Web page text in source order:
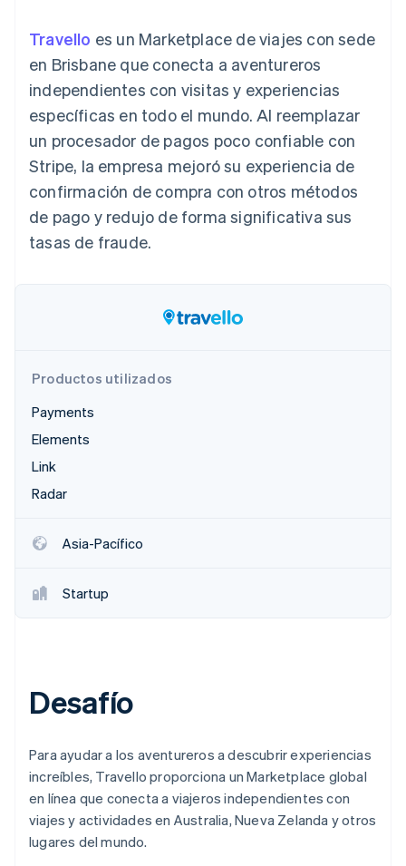
Optimizaciones
Link
Proceso de
acelerado
contable
Stripe Sigma
Informes
personalizados
Data Pipeline
Sincronización
de datos
Más
Product roadmap
Ver lo que viene
Eliminación de dióxido de carbono
Sesiones de Stripe 2026
SaaS
Por sector
Empresas de IA
Economía de los
creadores
Hostelería, viajes y ocio
comunicación y
Organizaciones sin
Sector público
Ofrecer cobro por
consumo
respaldadas por
monedas estables
Aprovisiona y gestiona
servicios con agentes
Recursos
Ejemplos de código
desarrolladores
Hoja de ruta del
producto
Conferencia anual
Sessions
Empleos
Sala de prensa
Stripe Press
Contacta con ventas
Travello es un Marketplace de viajes con sede
en Brisbane que conecta a aventureros
independientes con visitas y experiencias
específicas en todo el mundo. Al reemplazar
un procesador de pagos poco confiable con
Stripe, la empresa mejoró su experiencia de
confirmación de compra con otros métodos
de pago y redujo de forma significativa sus
tasas de fraude.
Productos utilizados
Payments
Elements
Link
Radar
Asia-Pacífico
Startup
Desafío
Para ayudar a los aventureros a descubrir experiencias
increíbles, Travello proporciona un Marketplace global
en línea que conecta a viajeros independientes con
viajes y actividades en Australia, Nueva Zelanda y otros
lugares del mundo.